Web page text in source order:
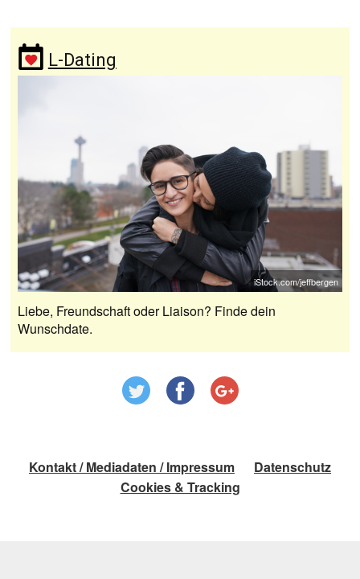
L-Dating
iStock.com/jeffbergen
Liebe, Freundschaft oder Liaison? Finde dein
Wunschdate.
Kontakt / Mediadaten / Impressum
Datenschutz
Cookies & Tracking